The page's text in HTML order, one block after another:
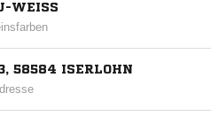
WEISS
58584 ISERLOHN